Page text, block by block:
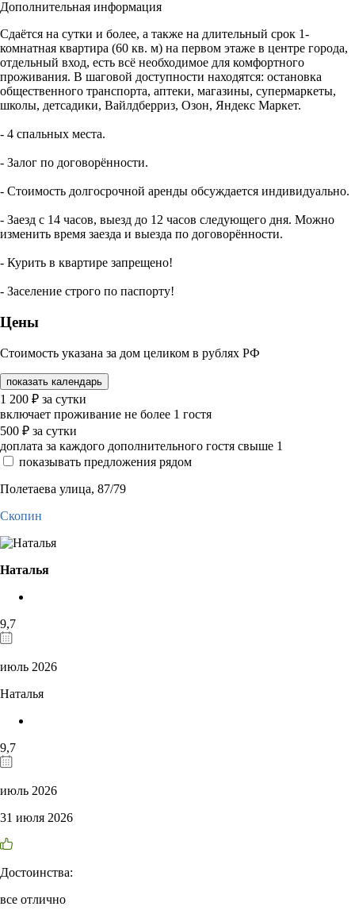
Дополнительная информация
Сдаётся на сутки и более, а также на длительный срок 1-
комнатная квартира (60 кв. м) на первом этаже в центре города,
отдельный вход, есть всё необходимое для комфортного
проживания. В шаговой доступности находятся: остановка
общественного транспорта, аптеки, магазины, супермаркеты,
школы, детсадики, Вайлдберриз, Озон, Яндекс Маркет.
- 4 спальных места.
- Залог по договорённости.
- Стоимость долгосрочной аренды обсуждается индивидуально.
- Заезд с 14 часов, выезд до 12 часов следующего дня. Можно
изменить время заезда и выезда по договорённости.
- Курить в квартире запрещено!
- Заселение строго по паспорту!
Цены
Стоимость указана за дом целиком в рублях РФ
показать календарь
1 200 ₽ за сутки
включает проживание не более 1 гостя
500 ₽ за сутки
доплата за каждого дополнительного гостя свыше 1
показывать предложения рядом
Полетаева улица, 87/79
Скопин
Наталья
9,7
июль 2026
Наталья
9,7
июль 2026
31 июля 2026
Достоинства:
все отлично